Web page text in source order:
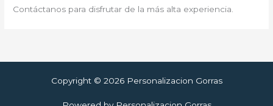
Contáctanos para disfrutar de la más alta experiencia.
Copyright © 2026 Personalizacion Gorras